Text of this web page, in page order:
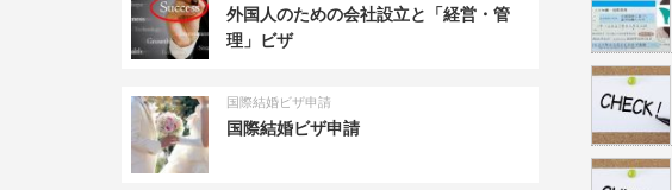
外国人のための会社設立と「経営・管
理」ビザ
国際結婚ビザ申請
国際結婚ビザ申請